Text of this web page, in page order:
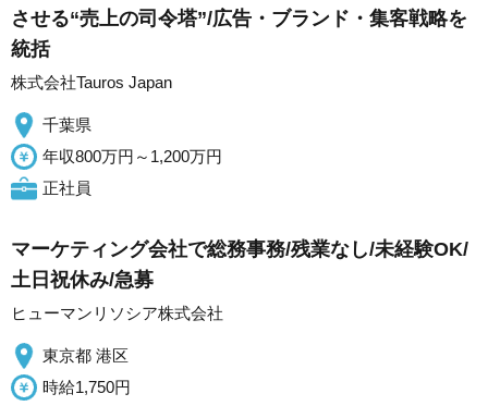
させる“売上の司令塔”/広告・ブランド・集客戦略を
統括
株式会社Tauros Japan
千葉県
年収800万円～1,200万円
正社員
マーケティング会社で総務事務/残業なし/未経験OK/
土日祝休み/急募
ヒューマンリソシア株式会社
東京都 港区
時給1,750円